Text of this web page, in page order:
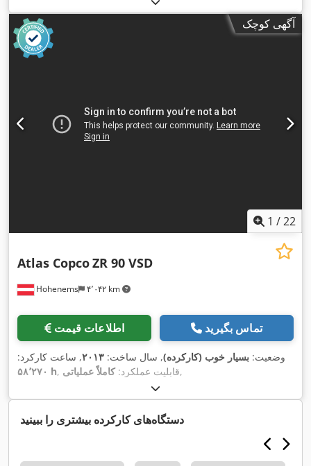
آگهی کوچک
1 /22
Hohenems ۴٬۰۴۲ km
Atlas CopcoZR 90 VSD
اطلاعات قیمت تماس بگیرید
وضعیت: بسیار خوب (کارکرده), سال ساخت: ۲۰۱۳, ساعت کارکرد:
۵۸٬۲۷۰ h
, قابلیت عملکرد:کاملاً عملیاتی ,
دستگاه‌های کارکرده بیشتری را ببینید